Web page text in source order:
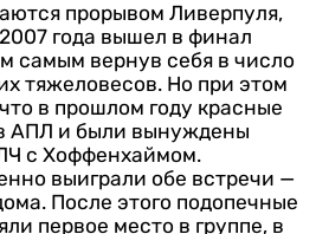
прорывом Ливерпуля,
года вышел в финал
самым вернув себя в число
тяжеловесов. Но при этом
в прошлом году красные
АПЛ и были вынуждены
с Хоффенхаймом.
выиграли обе встречи —
После этого подопечные
первое место в группе, в